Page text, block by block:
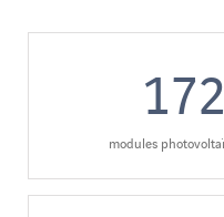
172
modules